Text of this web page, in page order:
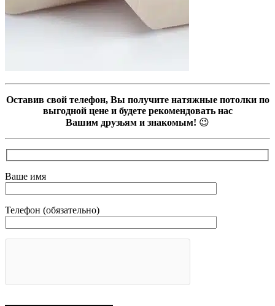
Оставив свой телефон, Вы получите натяжные потолки по
выгодной цене и будете рекомендовать нас
Вашим друзьям и знакомым! 😉
Ваше имя
Телефон (обязательно)